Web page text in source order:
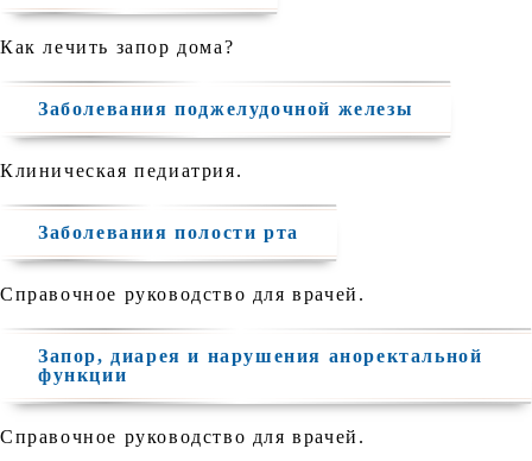
Как лечить запор дома?
Заболевания поджелудочной железы
Клиническая педиатрия.
Заболевания полости рта
Справочное руководство для врачей.
Запор, диарея и нарушения аноректальной
функции
Справочное руководство для врачей.